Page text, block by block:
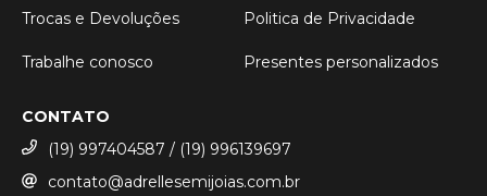
Trocas e Devoluções Politica de Privacidade
Trabalhe conosco Presentes personalizados
CONTATO
(19) 997404587 / (19) 996139697
contato@adrellesemijoias.com.br